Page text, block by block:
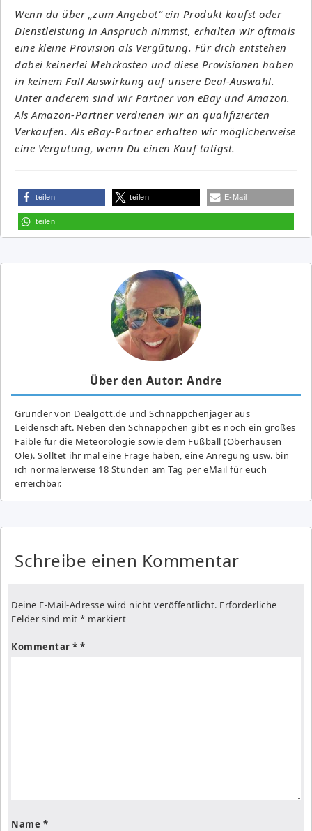
Wenn du über „zum Angebot“ ein Produkt kaufst oder
Dienstleistung in Anspruch nimmst, erhalten wir oftmals
eine kleine Provision als Vergütung. Für dich entstehen
dabei keinerlei Mehrkosten und diese Provisionen haben
in keinem Fall Auswirkung auf unsere Deal-Auswahl.
Unter anderem sind wir Partner von eBay und Amazon.
Als Amazon-Partner verdienen wir an qualifizierten
Verkäufen. Als eBay-Partner erhalten wir möglicherweise
eine Vergütung, wenn Du einen Kauf tätigst.
teilen teilen E-Mail
teilen
Über den Autor: Andre
Gründer von Dealgott.de und Schnäppchenjäger aus
Leidenschaft. Neben den Schnäppchen gibt es noch ein großes
Fai­ble für die Meteorologie sowie dem Fußball (Oberhausen
Ole). Solltet ihr mal eine Frage haben, eine Anregung usw. bin
ich normalerweise 18 Stunden am Tag per eMail für euch
erreichbar.
Schreibe einen Kommentar
Deine E-Mail-Adresse wird nicht veröffentlicht. Erforderliche
Felder sind mit * markiert
Kommentar *
Name *